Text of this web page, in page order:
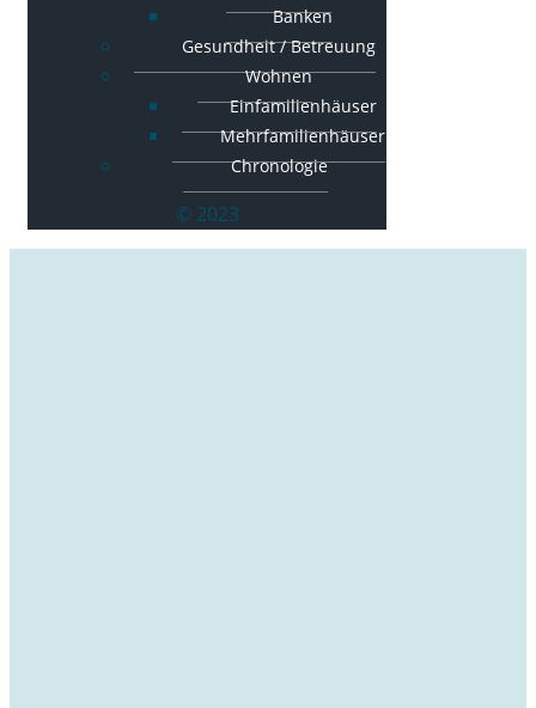
Banken
Gesundheit / Betreuung
Wohnen
Einfamilienhäuser
Mehrfamilienhäuser
Chronologie
© 2023